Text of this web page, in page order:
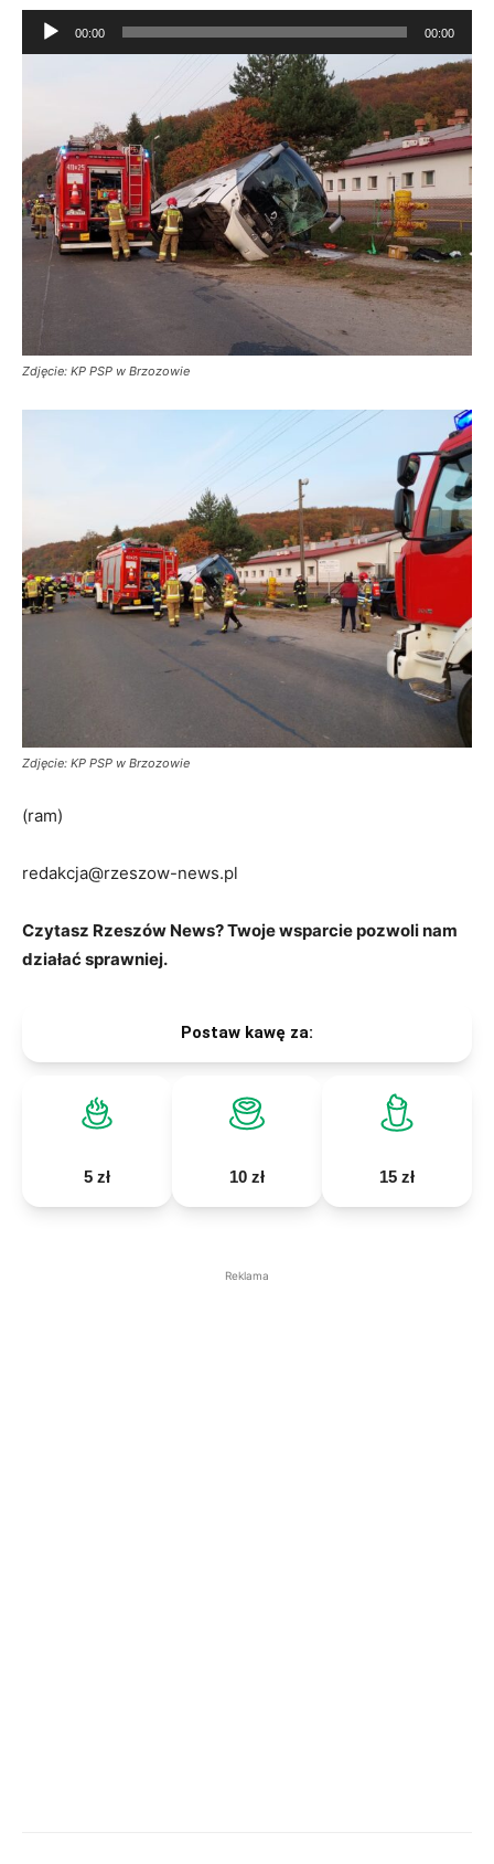
Odtwarzacz
plików
00:00 00:00
Zdjęcie: KP PSP w Brzozowie
Zdjęcie: KP PSP w Brzozowie
(ram)
redakcja@rzeszow-news.pl
Czytasz Rzeszów News? Twoje wsparcie pozwoli nam
działać sprawniej.
Postaw kawę za:
5 zł 10 zł 15 zł
Reklama